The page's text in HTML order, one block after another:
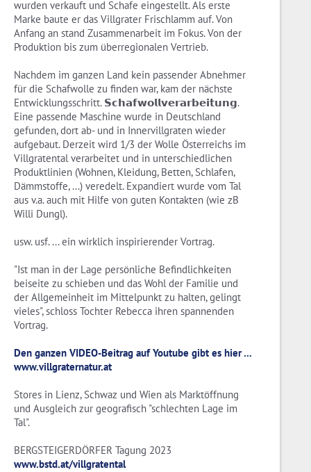
wurden verkauft und Schafe eingestellt. Als erste
Marke baute er das Villgrater Frischlamm auf. Von
Anfang an stand Zusammenarbeit im Fokus. Von der
Produktion bis zum überregionalen Vertrieb.
Nachdem im ganzen Land kein passender Abnehmer
für die Schafwolle zu finden war, kam der nächste
Entwicklungsschritt. 𝗦𝗰𝗵𝗮𝗳𝘄𝗼𝗹𝗹𝘃𝗲𝗿𝗮𝗿𝗯𝗲𝗶𝘁𝘂𝗻𝗴.
Eine passende Maschine wurde in Deutschland
gefunden, dort ab- und in Innervillgraten wieder
aufgebaut. Derzeit wird 1/3 der Wolle Österreichs im
Villgratental verarbeitet und in unterschiedlichen
Produktlinien (Wohnen, Kleidung, Betten, Schlafen,
Dämmstoffe, ...) veredelt. Expandiert wurde vom Tal
aus v.a. auch mit Hilfe von guten Kontakten (wie zB
Willi Dungl).
usw. usf. ... ein wirklich inspirierender Vortrag.
"Ist man in der Lage persönliche Befindlichkeiten
beiseite zu schieben und das Wohl der Familie und
der Allgemeinheit im Mittelpunkt zu halten, gelingt
vieles", schloss Tochter Rebecca ihren spannenden
Vortrag.
Den ganzen VIDEO-Beitrag auf Youtube gibt es hier ...
www.villgraternatur.at
Stores in Lienz, Schwaz und Wien als Marktöffnung
und Ausgleich zur geografisch "schlechten Lage im
Tal".
BERGSTEIGERDÖRFER Tagung 2023
www.bstd.at/villgratental